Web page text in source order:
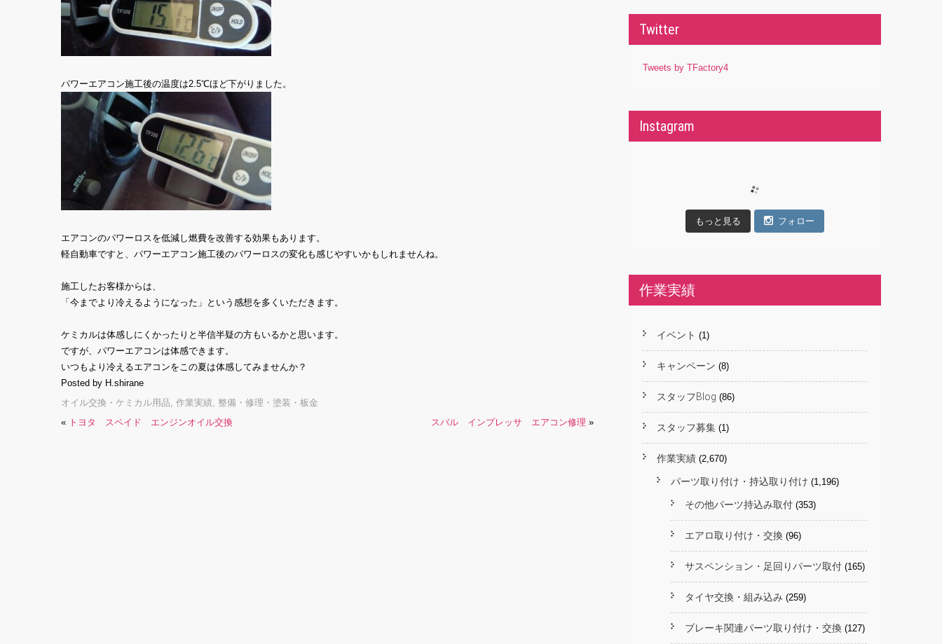
パワーエアコン施工後の温度は2.5℃ほど下がりました。
エアコンのパワーロスを低減し燃費を改善する効果もあります。
軽自動車ですと、パワーエアコン施工後のパワーロスの変化も感じやすいかもしれませんね。
施工したお客様からは、
「今までより冷えるようになった」という感想を多くいただきます。
ケミカルは体感しにくかったりと半信半疑の方もいるかと思います。
ですが、パワーエアコンは体感できます。
いつもより冷えるエアコンをこの夏は体感してみませんか？
Posted by H.shirane
オイル交換・ケミカル用品, 作業実績, 整備・修理・塗装・板金
« トヨタ スペイド エンジンオイル交換 スバル インプレッサ エアコン修理 »
Twitter
Tweets by TFactory4
Instagram
もっと見る フォロー
作業実績
イベント (1)
キャンペーン (8)
スタッフBlog (86)
スタッフ募集 (1)
作業実績 (2,670)
パーツ取り付け・持込取り付け (1,196)
その他パーツ持込み取付 (353)
エアロ取り付け・交換 (96)
サスペンション・足回りパーツ取付 (165)
タイヤ交換・組み込み (259)
ブレーキ関連パーツ取り付け・交換 (127)